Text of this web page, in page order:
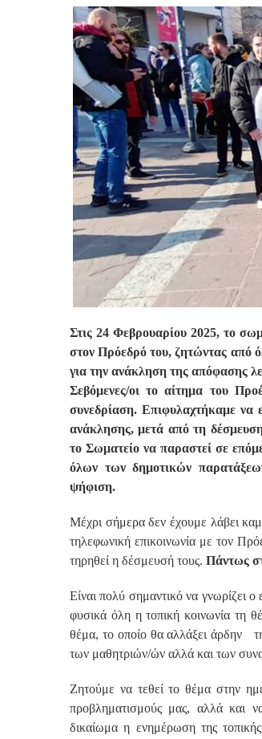
Στις 24 Φεβρουαρίου 2025, το
στον Πρόεδρό του, ζητώντας από
για την ανάκληση της απόφασης
Σεβόμενες/οι το αίτημα του
συνεδρίαση. Επιφυλαχτήκαμε να
ανάκλησης, μετά από τη
το Σωματείο να παραστεί σε
όλων των δημοτικών
ψήφιση.
Μέχρι σήμερα δεν έχουμε λάβει
τηλεφωνική επικοινωνία με τον
τηρηθεί η δέσμευσή τους. Πάντως
Είναι πολύ σημαντικό να γνωρίζει
φυσικά όλη η τοπική κοινωνία τη
θέμα, το οποίο θα αλλάξει άρδην
των μαθητριών/ών αλλά και των
Ζητούμε να τεθεί το θέμα στην
προβληματισμούς μας, αλλά και
δικαίωμα η ενημέρωση της